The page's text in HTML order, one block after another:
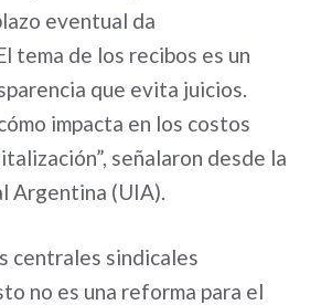
eventual da
tema de los recibos es un
que evita juicios.
impacta en los costos
señalaron desde la
Argentina (UIA).
centrales sindicales
no es una reforma para el